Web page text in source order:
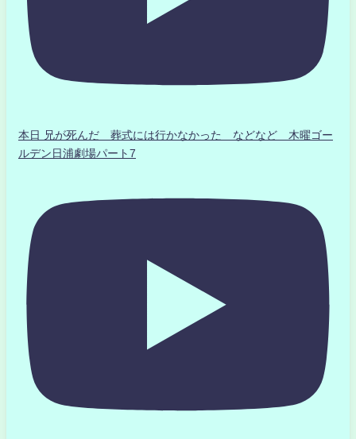
本日 兄が死んだ 葬式には行かなかった などなど 木曜ゴー
ルデン日浦劇場パート7